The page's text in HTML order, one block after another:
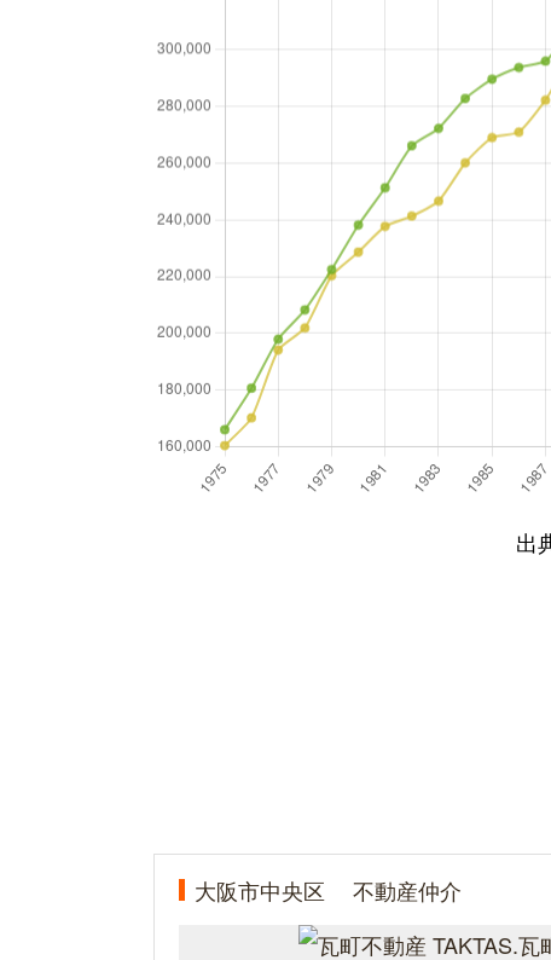
出
大阪市中央区 不動産仲介